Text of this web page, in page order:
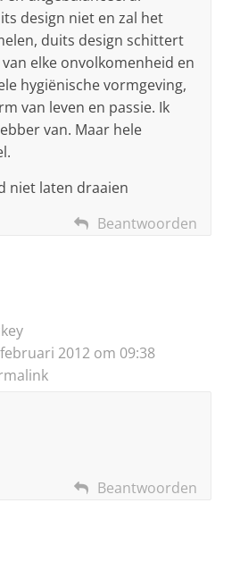
design niet en zal het
duits design schittert
elke onvolkomenheid en
hygiënische vormgeving,
van leven en passie. Ik
van. Maar hele
niet laten draaien
Beantwoorden
2012 om 09:38
Beantwoorden